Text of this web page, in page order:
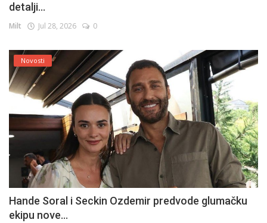
detalji...
Milt Jul 28, 2026 0
Novosti
Hande Soral i Seckin Ozdemir predvode glumačku
ekipu nove...